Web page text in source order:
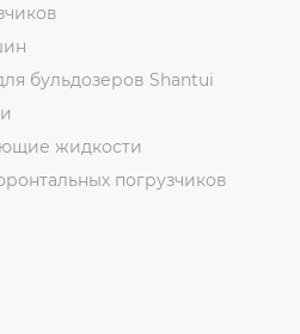
бульдозеров Shantui
жидкости
погрузчиков